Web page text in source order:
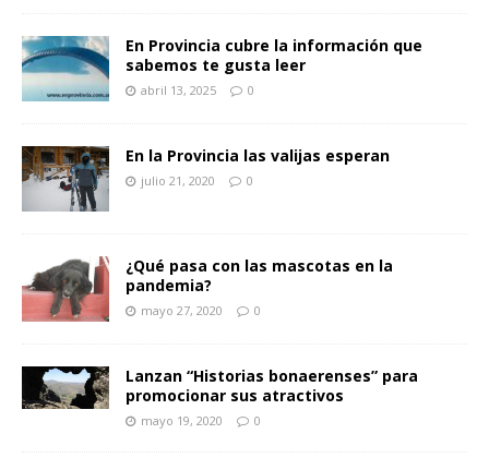
En Provincia cubre la información que
sabemos te gusta leer
abril 13, 2025 0
En la Provincia las valijas esperan
julio 21, 2020 0
¿Qué pasa con las mascotas en la
pandemia?
mayo 27, 2020 0
Lanzan “Historias bonaerenses” para
promocionar sus atractivos
mayo 19, 2020 0